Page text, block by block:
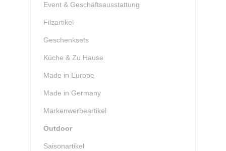
Event & Geschäftsausstattung
Filzartikel
Geschenksets
Küche & Zu Hause
Made in Europe
Made in Germany
Markenwerbeartikel
Outdoor
Saisonartikel